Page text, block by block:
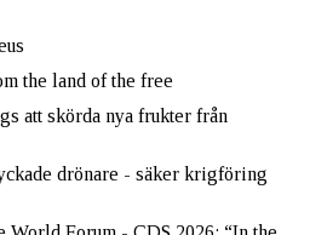
the land of the free
att skörda nya frukter från
drönare - säker krigföring